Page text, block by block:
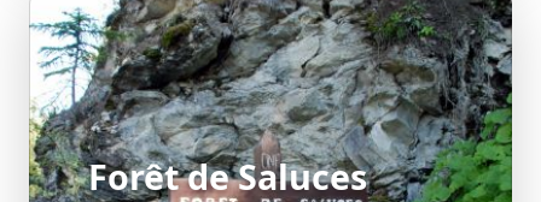
Forêt de Saluces